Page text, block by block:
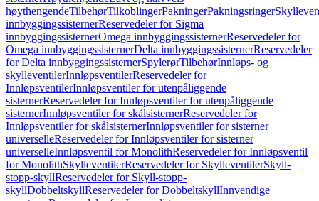
høythengendeTilbehørTilkoblingerPakningerPakningsringer
innbyggingssisternerReservedeler for Sigma
innbyggingssisternerOmega innbyggingssisternerReservedeler for
Omega innbyggingssisternerDelta innbyggingssisternerReservedeler
for Delta innbyggingssisternerSpylerørTilbehørInnløps- og
skylleventilerInnløpsventilerReservedeler for
InnløpsventilerInnløpsventiler for utenpåliggende
sisternerReservedeler for Innløpsventiler for utenpåliggende
sisternerInnløpsventiler for skålsisternerReservedeler for
Innløpsventiler for skålsisternerInnløpsventiler for sisterner
universelleReservedeler for Innløpsventiler for sisterner
universelleInnløpsventil for MonolithReservedeler for Innløpsventil
for MonolithSkylleventilerReservedeler for SkylleventilerSkyll-
stopp-skyllReservedeler for Skyll-stopp-
skyllDobbeltskyllReservedeler for DobbeltskyllInnvendige